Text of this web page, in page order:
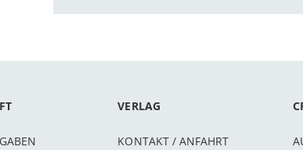
VERLAG
KONTAKT / ANFAHRT